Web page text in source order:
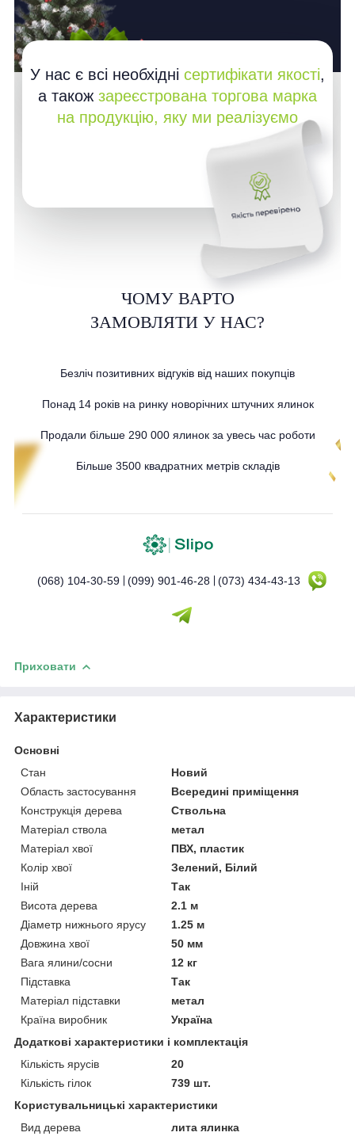
У нас є всі необхідні сертифікати якості,
а також зареєстрована торгова марка
на продукцію, яку ми реалізуємо
ЧОМУ ВАРТО
ЗАМОВЛЯТИ У НАС?
Безліч позитивних відгуків від наших покупців
Понад 14 років на ринку новорічних штучних ялинок
Продали більше 290 000 ялинок за увесь час роботи
Більше 3500 квадратних метрів складів
(068) 104-30-59 (099) 901-46-28 (073) 434-43-13
Приховати
Характеристики
Основні
Стан
Новий
Область застосування
Всередині приміщення
Конструкція дерева
Ствольна
Матеріал ствола
метал
Матеріал хвої
ПВХ, пластик
Колір хвої
Зелений, Білий
Іній
Так
Висота дерева
2.1 м
Діаметр нижнього ярусу
1.25 м
Довжина хвої
50 мм
Вага ялини/сосни
12 кг
Підставка
Так
Матеріал підставки
метал
Країна виробник
Україна
Додаткові характеристики і комплектація
Кількість ярусів
20
Кількість гілок
739 шт.
Користувальницькі характеристики
Вид дерева
лита ялинка